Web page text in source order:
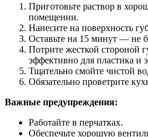
Приготовьте раствор в
помещении.
Нанесите на поверхность
Оставьте на 15 минут — не
Потрите жесткой стороной
эффективно для пластика и
Тщательно смойте чистой
Обязательно проветрите
Важные предупреждения:
Работайте в перчатках.
Обеспечьте хорошую